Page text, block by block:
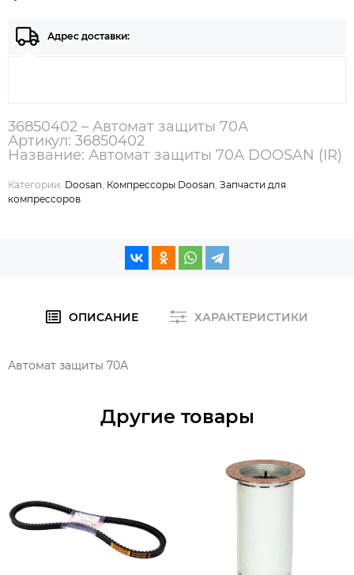
Адрес доставки:
36850402 – Автомат защиты 70А
Артикул: 36850402
Название: Автомат защиты 70А DOOSAN (IR)
Категории: Doosan Компрессоры Doosan Запчасти для
компрессоров
ОПИСАНИЕ ХАРАКТЕРИСТИКИ
Автомат защиты 70А
Другие товары